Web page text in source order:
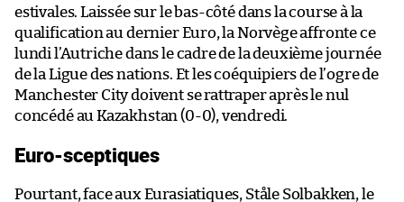
estivales. Laissée sur le bas-côté dans la course à la
qualification au dernier Euro, la Norvège affronte ce
lundi l’Autriche dans le cadre de la deuxième journée
de la Ligue des nations. Et les coéquipiers de l’ogre de
Manchester City doivent se rattraper après le nul
concédé au Kazakhstan (0-0), vendredi.
Euro-sceptiques
Pourtant, face aux Eurasiatiques, Ståle Solbakken, le